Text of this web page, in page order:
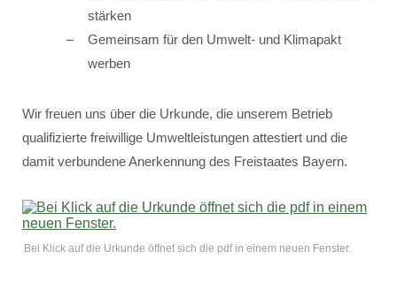
stärken
Gemeinsam für den Umwelt- und Klimapakt
werben
Wir freuen uns über die Urkunde, die unserem Betrieb
qualifizierte freiwillige Umweltleistungen attestiert und die
damit verbundene Anerkennung des Freistaates Bayern.
Bei Klick auf die Urkunde öffnet sich die pdf in einem neuen Fenster.